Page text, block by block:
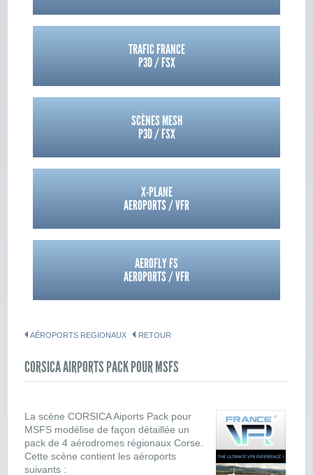
TRAFIC FRANCE
P3D / FSX
SCÈNES MESH
P3D / FSX
X-PLANE
AEROPORTS / VFR
AEROFLY FS
AEROPORTS / VFR
AÉROPORTS REGIONAUX RETOUR
CORSICA AIRPORTS PACK POUR MSFS
La scène CORSICA Aiports Pack pour
MSFS modélise de façon détaillée un
pack de 4 aérodromes régionaux Corse.
Cette scène contient les aéroports
suivants :